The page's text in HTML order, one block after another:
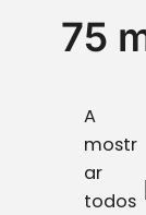
75
A
mostr
ar
todos